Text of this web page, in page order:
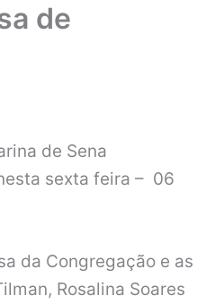
de
de Sena
sexta feira – 06
da Congregação e as
Rosalina Soares